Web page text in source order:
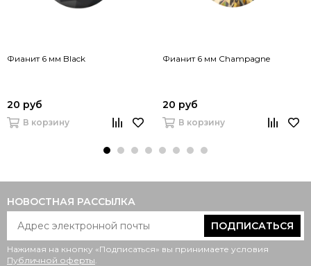
Фианит 6 мм Black
20 руб
В корзину
Фианит 6 мм Champagne
20 руб
В корзину
НОВОСТНАЯ РАССЫЛКА
ПОДПИСАТЬСЯ
Нажимая на кнопку «Подписаться» вы принимаете условия
Публичной оферты.